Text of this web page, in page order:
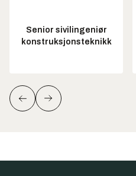
Senior sivilingeniør
konstruksjonsteknikk